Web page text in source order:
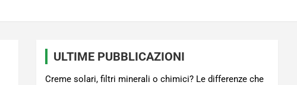
ULTIME PUBBLICAZIONI
Creme solari, filtri minerali o chimici? Le differenze che